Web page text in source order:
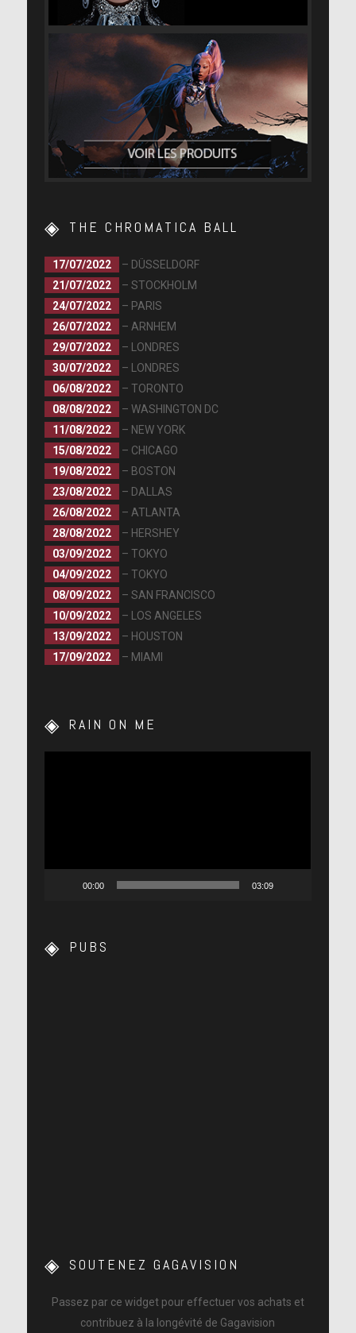
THE CHROMATICA BALL
17/07/2022
– DÜSSELDORF
21/07/2022
– STOCKHOLM
24/07/2022
– PARIS
26/07/2022
– ARNHEM
29/07/2022
– LONDRES
30/07/2022
– LONDRES
06/08/2022
– TORONTO
08/08/2022
– WASHINGTON DC
11/08/2022
– NEW YORK
15/08/2022
– CHICAGO
19/08/2022
– BOSTON
23/08/2022
– DALLAS
26/08/2022
– ATLANTA
28/08/2022
– HERSHEY
03/09/2022
– TOKYO
04/09/2022
– TOKYO
08/09/2022
– SAN FRANCISCO
10/09/2022
– LOS ANGELES
13/09/2022
– HOUSTON
17/09/2022
– MIAMI
RAIN ON ME
00:00 03:09
PUBS
SOUTENEZ GAGAVISION
Passez par ce widget pour effectuer vos achats et
contribuez à la longévité de Gagavision